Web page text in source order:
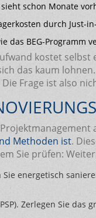
schon Monate
durch Just-
das BEG-Programm
kostet
das kaum
Frage ist also
Methoden ist.
Sie prüfen:
energetisch
Zerlegen Sie das